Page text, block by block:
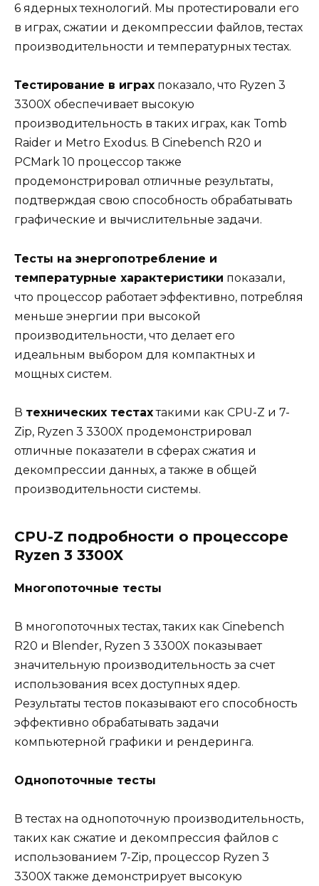
6 ядерных технологий. Мы протестировали его
в играх, сжатии и декомпрессии файлов, тестах
производительности и температурных тестах.
Тестирование в играх показало, что Ryzen 3
3300X обеспечивает высокую
производительность в таких играх, как Tomb
Raider и Metro Exodus. В Cinebench R20 и
PCMark 10 процессор также
продемонстрировал отличные результаты,
подтверждая свою способность обрабатывать
графические и вычислительные задачи.
Тесты на энергопотребление и
температурные характеристики показали,
что процессор работает эффективно, потребляя
меньше энергии при высокой
производительности, что делает его
идеальным выбором для компактных и
мощных систем.
В технических тестахтакими как CPU-Z и 7-
Zip, Ryzen 3 3300X продемонстрировал
отличные показатели в сферах сжатия и
декомпрессии данных, а также в общей
производительности системы.
CPU-Z подробности о процессоре
Ryzen 3 3300X
Многопоточные тесты
В многопоточных тестах, таких как Cinebench
R20 и Blender, Ryzen 3 3300X показывает
значительную производительность за счет
использования всех доступных ядер.
Результаты тестов показывают его способность
эффективно обрабатывать задачи
компьютерной графики и рендеринга.
Однопоточные тесты
В тестах на однопоточную производительность,
таких как сжатие и декомпрессия файлов с
использованием 7-Zip, процессор Ryzen 3
3300X также демонстрирует высокую